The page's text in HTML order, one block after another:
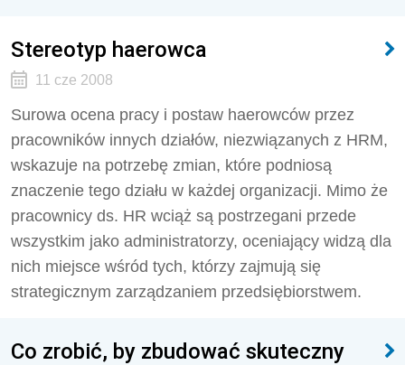
Stereotyp haerowca
11 cze 2008
Surowa ocena pracy i postaw haerowców przez
pracowników innych działów, niezwiązanych z HRM,
wskazuje na potrzebę zmian, które podniosą
znaczenie tego działu w każdej organizacji. Mimo że
pracownicy ds. HR wciąż są postrzegani przede
wszystkim jako administratorzy, oceniający widzą dla
nich miejsce wśród tych, którzy zajmują się
strategicznym zarządzaniem przedsiębiorstwem.
Co zrobić, by zbudować skuteczny